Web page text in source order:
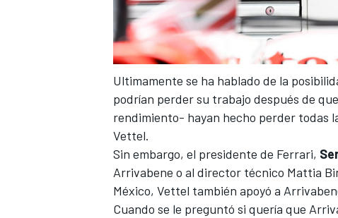
Ultimamente se ha hablado de la
podrían perder su trabajo después de
rendimiento- hayan hecho perder todas
Vettel.
Sin embargo, el presidente de Ferrari,
Arrivabene o al director técnico Mattia
México, Vettel también apoyó a
Cuando se le preguntó si quería que